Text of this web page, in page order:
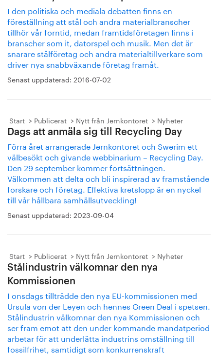
I den politiska och mediala debatten finns en
föreställning att stål och andra materialbranscher
tillhör vår forntid, medan framtidsföretagen finns i
branscher som it, dator­spel och musik. Men det är
snarare stålföretag och andra material­tillverkare som
driver nya snabbväxande företag framåt.
Senast uppdaterad: 2016-07-02
Start Publicerat Nytt från Jernkontoret Nyheter
Dags att anmäla sig till Recycling Day
Förra året arrangerade Jernkontoret och Swerim ett
välbesökt och givande webbinarium – Recycling Day.
Den 29 september kommer fortsättningen.
Välkommen att delta och bli inspirerad av framstående
forskare och företag. Effektiva kretslopp är en nyckel
till vår hållbara samhällsutveckling!
Senast uppdaterad: 2023-09-04
Start Publicerat Nytt från Jernkontoret Nyheter
Stålindustrin välkomnar den nya
Kommissionen
I onsdags tillträdde den nya EU-kommissionen med
Ursula von der Leyen och hennes Green Deal i spetsen.
Stålindustrin välkomnar den nya Kommissionen och
ser fram emot att den under kommande mandatperiod
arbetar för att underlätta industrins omställning till
fossilfrihet, samtidigt som konkurrenskraft